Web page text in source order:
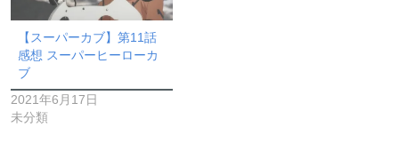
【スーパーカブ】第11話
感想 スーパーヒーローカ
ブ
2021年6月17日
未分類